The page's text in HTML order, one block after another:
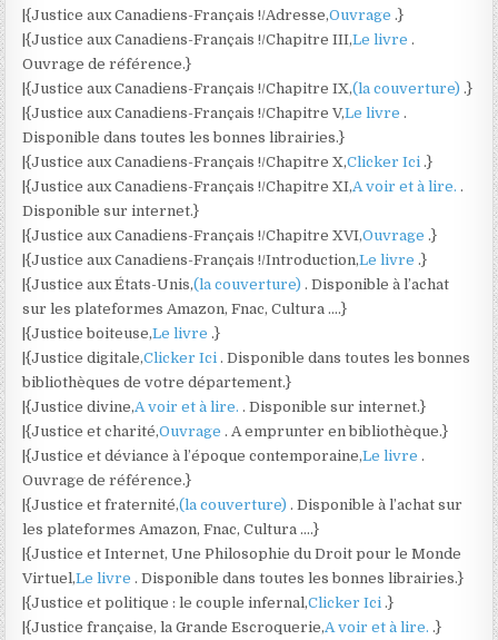
|{Justice aux Canadiens-Français !/Adresse,Ouvrage .}
|{Justice aux Canadiens-Français !/Chapitre III,Le livre .
Ouvrage de référence.}
|{Justice aux Canadiens-Français !/Chapitre IX,(la couverture) .}
|{Justice aux Canadiens-Français !/Chapitre V,Le livre .
Disponible dans toutes les bonnes librairies.}
|{Justice aux Canadiens-Français !/Chapitre X,Clicker Ici .}
|{Justice aux Canadiens-Français !/Chapitre XI,A voir et à lire. .
Disponible sur internet.}
|{Justice aux Canadiens-Français !/Chapitre XVI,Ouvrage .}
|{Justice aux Canadiens-Français !/Introduction,Le livre .}
|{Justice aux États-Unis,(la couverture) . Disponible à l’achat
sur les plateformes Amazon, Fnac, Cultura ….}
|{Justice boiteuse,Le livre .}
|{Justice digitale,Clicker Ici . Disponible dans toutes les bonnes
bibliothèques de votre département.}
|{Justice divine,A voir et à lire. . Disponible sur internet.}
|{Justice et charité,Ouvrage . A emprunter en bibliothèque.}
|{Justice et déviance à l’époque contemporaine,Le livre .
Ouvrage de référence.}
|{Justice et fraternité,(la couverture) . Disponible à l’achat sur
les plateformes Amazon, Fnac, Cultura ….}
|{Justice et Internet, Une Philosophie du Droit pour le Monde
Virtuel,Le livre . Disponible dans toutes les bonnes librairies.}
|{Justice et politique : le couple infernal,Clicker Ici .}
|{Justice française, la Grande Escroquerie,A voir et à lire. .}